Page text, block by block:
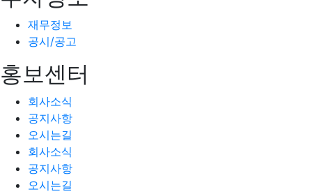
재무정보
공시/공고
홍보센터
회사소식
공지사항
오시는길
회사소식
공지사항
오시는길